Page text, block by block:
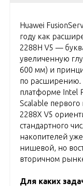
Huawei
году как
2288H V5 —
увеличенную
600 мм) и
по расширению.
платформе Intel
Scalable
2288X V5
стандартного
накопителей уже
нишевой, но
вторичном
Для каких